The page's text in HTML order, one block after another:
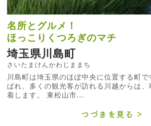
名所とグルメ！
ほっこりくつろぎのマチ
埼玉県川島町
さいたまけんかわじままち
川島町は埼玉県のほぼ中央に位置する町
ばれ、多くの観光客が訪れる川越からは
着します。 東松山市...
つづきを見る